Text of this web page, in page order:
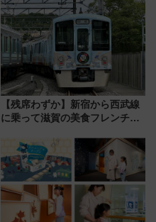
ト 参加方法や体験内容を紹介
【残席わずか】新宿から西武線
に乗って滋賀の美食フレンチを
「52席の至福」で味わう近江牛
や伝統文化の特別コラボ